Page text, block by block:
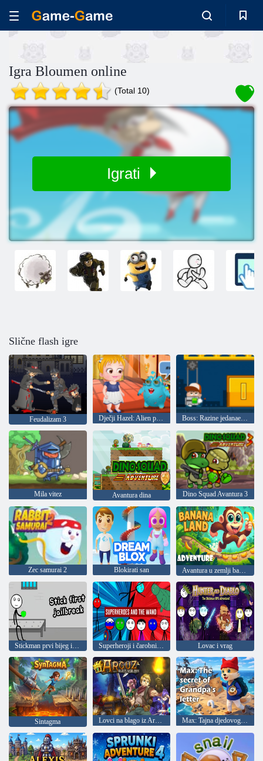
Igra Bloumen online
(Total 10)
Igrati
Slične flash igre
Feudalizam 3 Dječji Hazel: Alien prijatelj Boss: Razine jedanaesteraca
Mila vitez Avantura dina Dino Squad Avantura 3
Zec samurai 2 Blokirati san Avantura u zemlji banana
Stickman prvi bijeg iz zatvora Superheroji i čarobni štapić Lovac i vrag
Sintagma Lovci na blago iz Arkuze Max: Tajna djedovog pisma